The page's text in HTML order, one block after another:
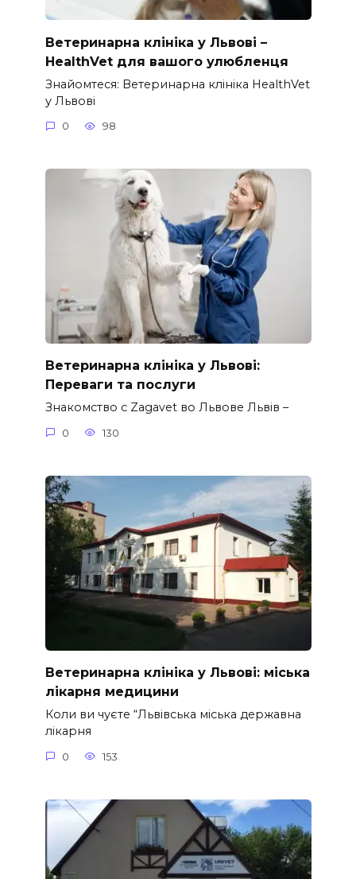
Ветеринарна клініка у Львові –
HealthVet для вашого улюбленця
Знайомтеся: Ветеринарна клініка HealthVet
у Львові
0 98
Ветеринарна клініка у Львові:
Переваги та послуги
Знакомство с Zagavet во Львове Львів –
0 130
Ветеринарна клініка у Львові: міська
лікарня медицини
Коли ви чуєте “Львівська міська державна
лікарня
0 153